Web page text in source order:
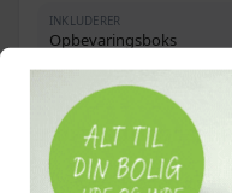
INKLUDERER
Opbevaringsboks
OFTE STILLEDE
Hvilke